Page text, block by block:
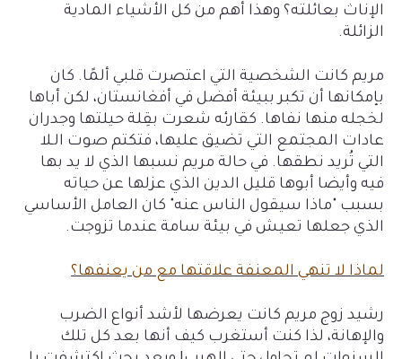
الإناث بعائلته؟ وهذا أهم من كل الأشياء المادية
الزائلة.
مريم كانت الشخصية التي اعتصرت قلبي ألمًا. كان
بإمكانها أن تكبر ببيئة أفضل في أفغانستان، لكن أباها
لخجله منها نفاها. كقارئه شعرت بقِلة حيلتها وجدران
عادات المجتمع التي تضيق عليها، فتكتم صوت الـلا
التي تُريد نطقها. في حالة مريم نسبها الذي لا يد بها
فيه وأيضا أبوها قليل الدين الذي عزلها عن حياته
بسبب "ماذا سيقول الناس عنه" كان العامل الأساسي
الذي جعلها تعيش في بيئة سامة عندما تزوجت.
لماذا لا تنهي المعنفة علاقتها مع من يعنفها؟
رشيد زوج مريم كانت يعرضها لأشد أنواع الضرب
والإهانة، لذا كنت أستغرب كيف أنها بعد كل تلك